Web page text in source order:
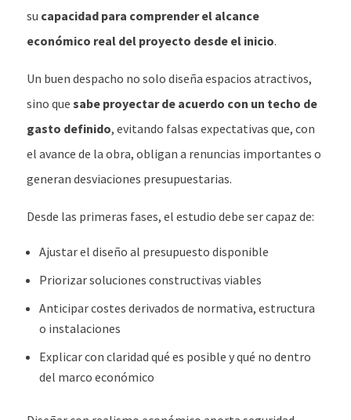
su capacidad para comprender el alcance
económico real del proyecto desde el inicio.
Un buen despacho no solo diseña espacios atractivos,
sino quesabe proyectar de acuerdo con un techo de
gasto definido, evitando falsas expectativas que, con
el avance de la obra, obligan a renuncias importantes o
generan desviaciones presupuestarias.
Desde las primeras fases, el estudio debe ser capaz de:
Ajustar el diseño al presupuesto disponible
Priorizar soluciones constructivas viables
Anticipar costes derivados de normativa, estructura
o instalaciones
Explicar con claridad qué es posible y qué no dentro
del marco económico